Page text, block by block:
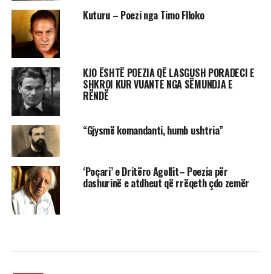
Kuturu – Poezi nga Timo Flloko
KJO ËSHTË POEZIA QË LASGUSH PORADECI E
SHKROI KUR VUANTE NGA SËMUNDJA E
RËNDË
“Gjysmë komandanti, humb ushtria”
‘Poçari’ e Dritëro Agollit– Poezia për
dashurinë e atdheut që rrëqeth çdo zemër